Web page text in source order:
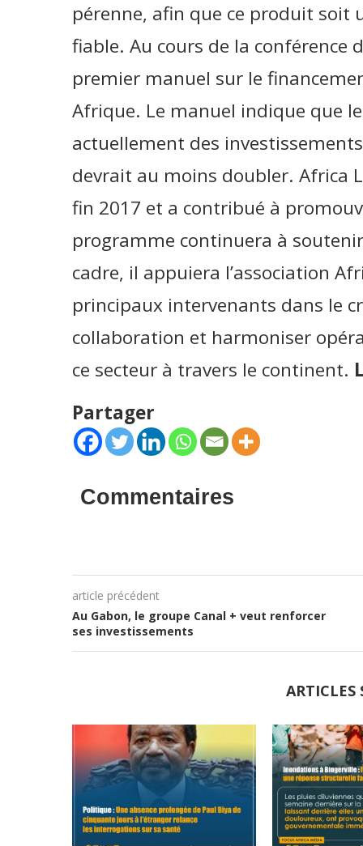
pérenne, afin que ce produit soit
fiable. Au cours de la conférence
premier manuel sur le
Afrique. Le manuel indique que
actuellement des
devrait au moins doubler. Africa
fin 2017 et a contribué à
programme continuera à
cadre, il appuiera l’association
principaux intervenants dans le
collaboration et harmoniser
ce secteur à travers le continent.
Partager
Commentaires
article précédent
Au Gabon, le groupe Canal + veut renforcer
ses investissements
ARTICLES